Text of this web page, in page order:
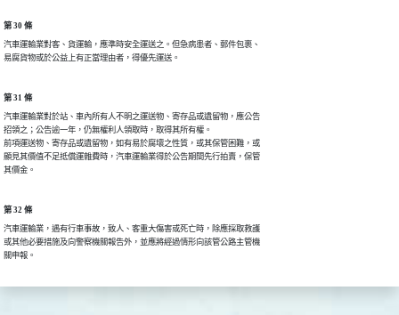
第 30 條
汽車運輸業對客、貨運輸，應準時安全運送之。但急病患者、郵件包裹、
易腐貨物或於公益上有正當理由者，得優先運送。
第 31 條
汽車運輸業對於站、車內所有人不明之運送物、寄存品或遺留物，應公告
招領之；公告逾一年，仍無權利人領取時，取得其所有權。
前項運送物、寄存品或遺留物，如有易於腐壞之性質，或其保管困難，或
顯見其價值不足抵償運雜費時，汽車運輸業得於公告期間先行拍賣，保管
其價金。
第 32 條
汽車運輸業，遇有行車事故，致人、客重大傷害或死亡時，除應採取救護
或其他必要措施及向警察機關報告外，並應將經過情形向該管公路主管機
關申報。